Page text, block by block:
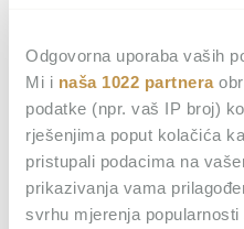
Odgovorna uporaba vaših
Mi i naša 1022 partnera
podatke (npr. vaš IP broj)
rješenjima poput kolačića
pristupali podacima na
prikazivanja vama
svrhu mjerenja
Judita Palace Heritage Hotel
Narodni trg 4
21000 Split
Hrvatska
+ 385 (21) 42 02 20
+ 385 (99) 48 96 600